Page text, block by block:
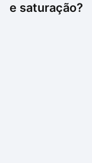
e saturação?